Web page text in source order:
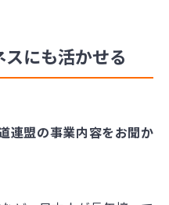
にも活かせる
連盟の事業内容をお聞か